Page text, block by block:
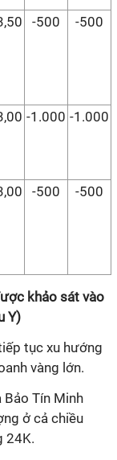
-500 -500
-1.000 -1.000
-500 -500
khảo sát vào
Y)
tục xu hướng
vàng lớn.
Bảo Tín Minh
ở cả chiều
24K.